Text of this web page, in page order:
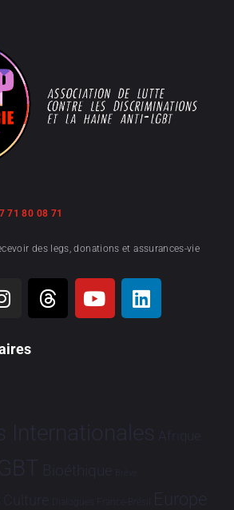
71 80 08 71
des legs, donations et assurances-vie
Internationales Afrique
Bioéthique Brève
Culture Dialogues France-Brésil Europe